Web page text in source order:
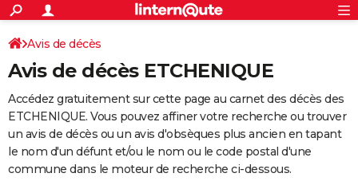
ACTUALITÉS
Politique
Société
Faits Divers
Education
Monde
Villes
+
SPORT
Coupe du monde 2026
Football
Tennis
Cyclisme
Rugby
Forum
Programme TV
TNT
Streaming
Cinéma
Sorties cinéma
Musique
+
FINANCE
Impôts
Immobilier
Risques naturels par ville
Banque
Assurance
Crédit
AUTO
Essais
Réserver un essai
Citadines
Berlines
SUV
Forum auto
+
Avis de décès
Avis de décès ETCHENIQUE
Accédez gratuitement sur cette page au carnet des décès des
ETCHENIQUE. Vous pouvez affiner votre recherche ou trouver
un avis de décès ou un avis d'obsèques plus ancien en tapant
le nom d'un défunt et/ou le nom ou le code postal d'une
commune dans le moteur de recherche ci-dessous.